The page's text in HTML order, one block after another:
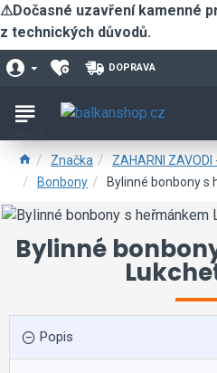
⚠Dočasné uzavření kamenné
z technických důvodů.
DOPRAVA
Značka ZAHARNI
Bonbony
Bylinné bonbony s
Bylinné
Popis